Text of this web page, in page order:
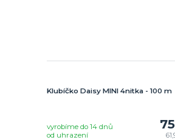
Klubíčko Daisy MINI 4nitka - 100 m
vyrobíme do 14 dnů
od uhrazení